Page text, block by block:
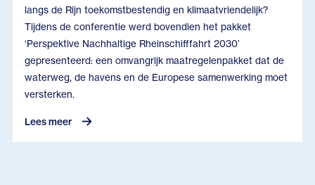
langs de Rijn toekomstbestendig en klimaatvriendelijk?
Tijdens de conferentie werd bovendien het pakket
‘Perspektive Nachhaltige Rheinschifffahrt 2030’
gepresenteerd: een omvangrijk maatregelenpakket dat de
waterweg, de havens en de Europese samenwerking moet
versterken.
Lees meer